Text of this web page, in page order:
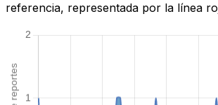
referencia, representada por la línea